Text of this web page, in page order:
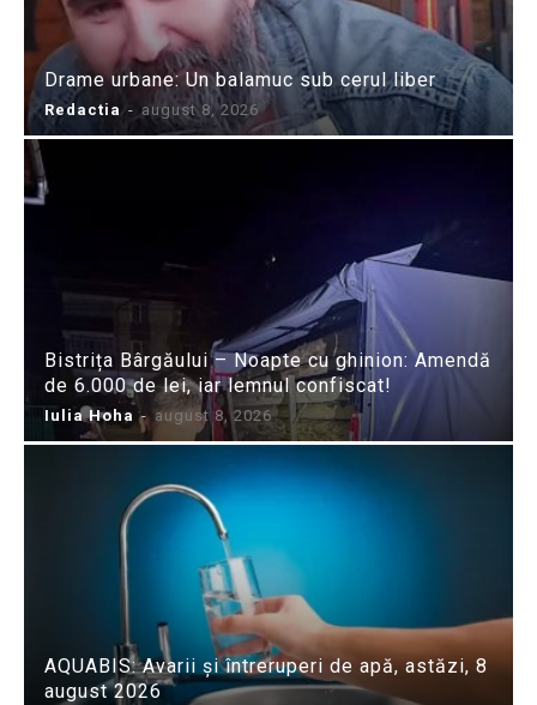
Drame urbane: Un balamuc sub cerul liber
Redactia - august 8, 2026
Bistrița Bârgăului – Noapte cu ghinion: Amendă
de 6.000 de lei, iar lemnul confiscat!
Iulia Hoha - august 8, 2026
AQUABIS: Avarii și întreruperi de apă, astăzi, 8
august 2026